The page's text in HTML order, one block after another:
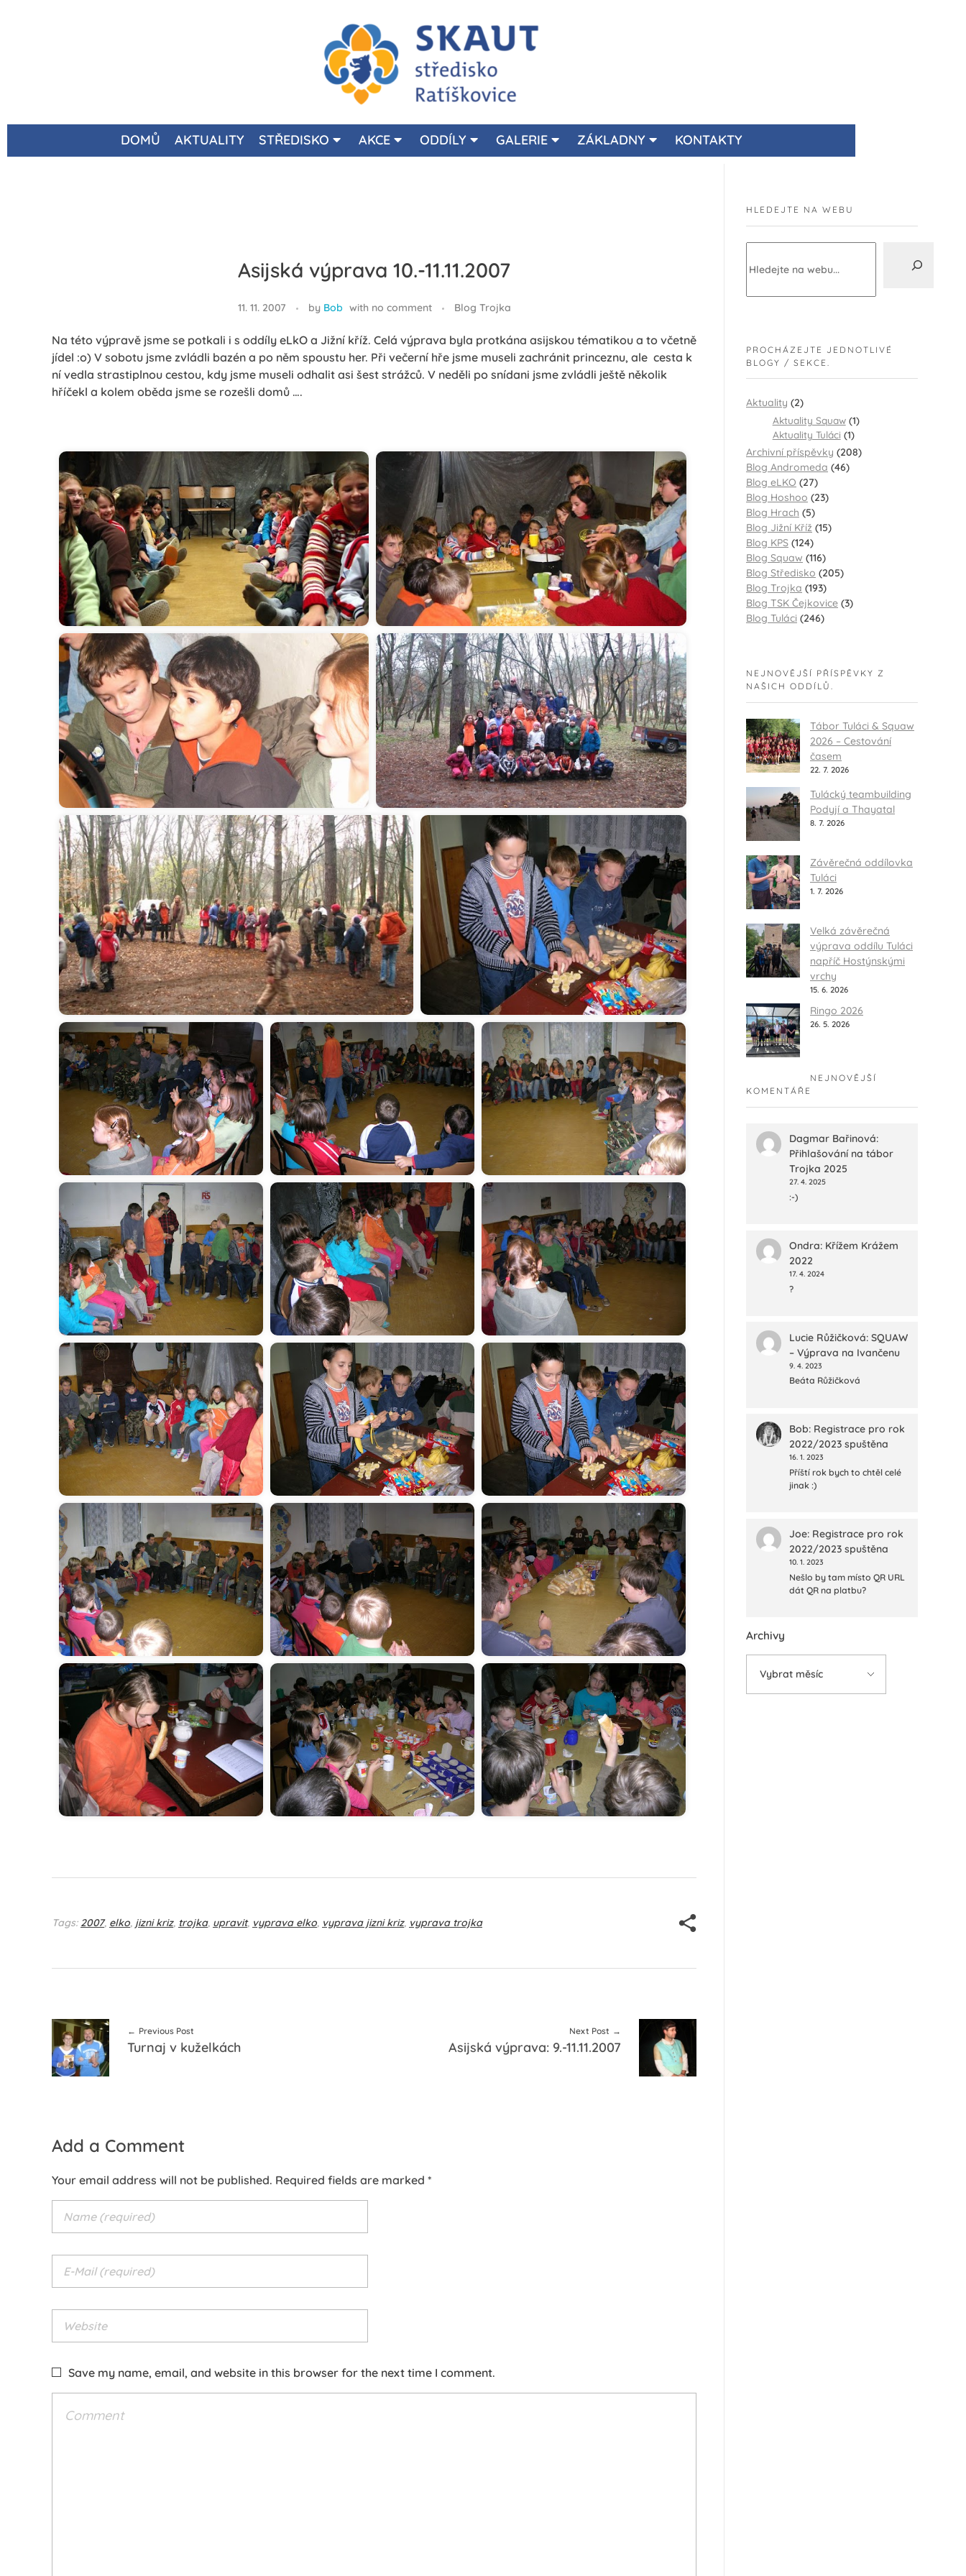
DOMŮ AKTUALITY STŘEDISKO AKCE ODDÍLY GALERIE ZÁKLADNY KONTAKTY
Asijská výprava 10.-11.11.2007
11. 11. 2007 by Bob with no comment Blog Trojka
Na této výpravě jsme se potkali i s oddíly eLkO a Jižní kříž. Celá výprava byla protkána asijskou tématikou a to včetně
jídel :o) V sobotu jsme zvládli bazén a po něm spoustu her. Při večerní hře jsme museli zachránit princeznu, ale cesta k
ní vedla strastiplnou cestou, kdy jsme museli odhalit asi šest strážců. V neděli po snídani jsme zvládli ještě několik
hříčekl a kolem oběda jsme se rozešli domů ….
Tags: 2007, elko, jizni kriz, trojka, upravit, vyprava elko, vyprava jizni kriz, vyprava trojka
Previous Post
Turnaj v kuželkách
Next Post
Asijská výprava: 9.-11.11.2007
Add a Comment
Your email address will not be published. Required fields are marked *
Save my name, email, and website in this browser for the next time I comment.
HLEDEJTE NA WEBU
PROCHÁZEJTE JEDNOTLIVÉ
BLOGY / SEKCE.
Aktuality (2)
Aktuality Squaw(1)
Aktuality Tuláci (1)
Archivní příspěvky (208)
Blog Andromeda (46)
Blog eLKO (27)
Blog Hoshoo (23)
Blog Hrach (5)
Blog Jižní Kříž (15)
Blog KPS (124)
Blog Squaw (116)
Blog Středisko (205)
Blog Trojka (193)
Blog TSK Čejkovice (3)
Blog Tuláci (246)
NEJNOVĚJŠÍ PŘÍSPĚVKY Z
NAŠICH ODDÍLŮ.
Tábor Tuláci & Squaw
2026 – Cestování
časem
22. 7. 2026
Tulácký teambuilding
Podyjí a Thayatal
8. 7. 2026
Závěrečná oddílovka
Tuláci
1. 7. 2026
Velká závěrečná
výprava oddílu Tuláci
napříč Hostýnskými
vrchy
15. 6. 2026
Ringo 2026
26. 5. 2026
NEJNOVĚJŠÍ
KOMENTÁŘE
Dagmar Bařinová:
Přihlašování na tábor
Trojka 2025
27. 4. 2025
:-)
Ondra: Křížem Krážem
2022
17. 4. 2024
?
Lucie Růžičková: SQUAW
– Výprava na Ivančenu
9. 4. 2023
Beáta Růžičková
Bob: Registrace pro rok
2022/2023 spuštěna
16. 1. 2023
Příští rok bych to chtěl celé
jinak :)
Joe: Registrace pro rok
2022/2023 spuštěna
10. 1. 2023
Nešlo by tam místo QR URL
dát QR na platbu?
Archivy